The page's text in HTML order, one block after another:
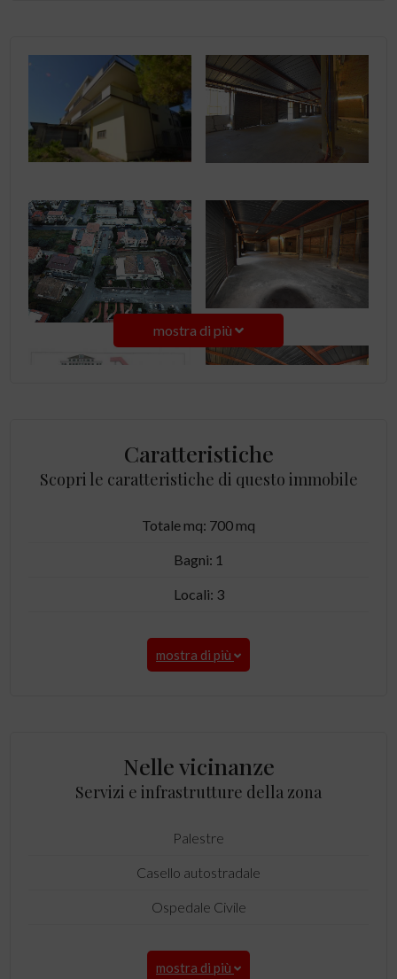
mostra di più
Caratteristiche
Scopri le caratteristiche di questo immobile
Totale mq: 700 mq
Bagni: 1
Locali: 3
mostra di più
Nelle vicinanze
Servizi e infrastrutture della zona
Palestre
Casello autostradale
Ospedale Civile
mostra di più